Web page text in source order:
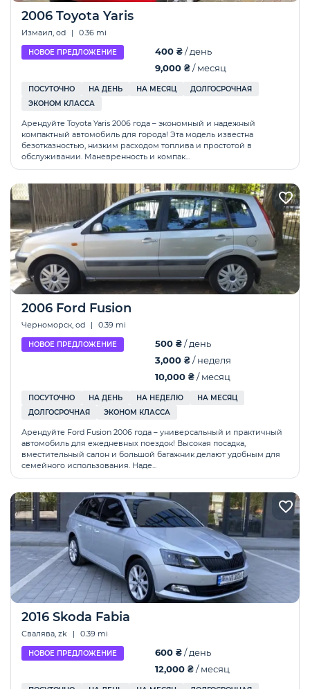
2006 Toyota Yaris
Измаил, od | 0.36 mi
НОВОЕ ПРЕДЛОЖЕНИЕ 400 ₴/ день
9,000 ₴/ месяц
ПОСУТОЧНО НА ДЕНЬ НА МЕСЯЦ
ДОЛГОСРОЧНАЯ
ЭКОНОМ КЛАССА
Арендуйте Toyota Yaris 2006 года – экономный и надежный
компактный автомобиль для города! Эта модель известна
безотказностью, низким расходом топлива и простотой в
обслуживании. Маневренность и компак...
2006 Ford Fusion
Черноморск, od | 0.39 mi
НОВОЕ ПРЕДЛОЖЕНИЕ 500 ₴/ день
3,000 ₴/ неделя
10,000 ₴/ месяц
ПОСУТОЧНО НА ДЕНЬ НА НЕДЕЛЮ
НА МЕСЯЦ
ДОЛГОСРОЧНАЯ
ЭКОНОМ КЛАССА
Арендуйте Ford Fusion 2006 года – универсальный и практичный
автомобиль для ежедневных поездок! Высокая посадка,
вместительный салон и большой багажник делают удобным для
семейного использования. Наде...
2016 Skoda Fabia
Свалява, zk | 0.39 mi
НОВОЕ ПРЕДЛОЖЕНИЕ 600 ₴/ день
12,000 ₴/ месяц